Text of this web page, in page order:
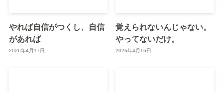
やれば自信がつくし、自信
があれば
2026年4月17日
覚えられないんじゃない。
やってないだけ。
2026年4月16日